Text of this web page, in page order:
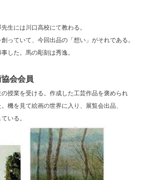
生には川口高校にて教わる。
っていて、今回出品の「想い」がそれである。
した。馬の彫刻は秀逸。
会会員
授業を受ける。作成した工芸作品を褒められ
機を見て絵画の世界に入り、展覧会出品、
いる。